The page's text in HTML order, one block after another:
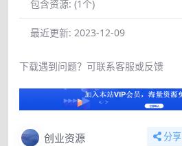
包含资源: (1个)
最近更新: 2023-12-09
下载遇到问题？可联系客服或反馈
创业资源 分享